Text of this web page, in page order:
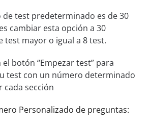
de test predeterminado es de 30
cambiar esta opción a 30
test mayor o igual a 8 test.
el botón “Empezar test” para
test con un número determinado
cada sección
Personalizado de preguntas: